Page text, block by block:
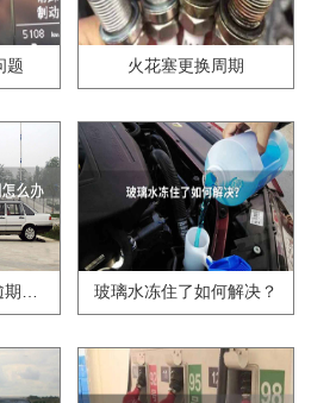
题 火花塞更换周期
驾驶证到期没有换,逾期怎么办?? 玻璃水冻住了如何解决？